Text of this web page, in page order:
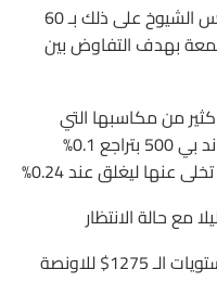
قد يتم تمديد التمويل إن وافق مجلس الشيوخ على ذلك بـ 60
بهدف التفاوض بين
من مكاسبها التي
افتتحت عليها حيث اغلق مؤشر اس اند بي 500 بتراجع 0.1%
مع حالة الانتظار
للاونصة